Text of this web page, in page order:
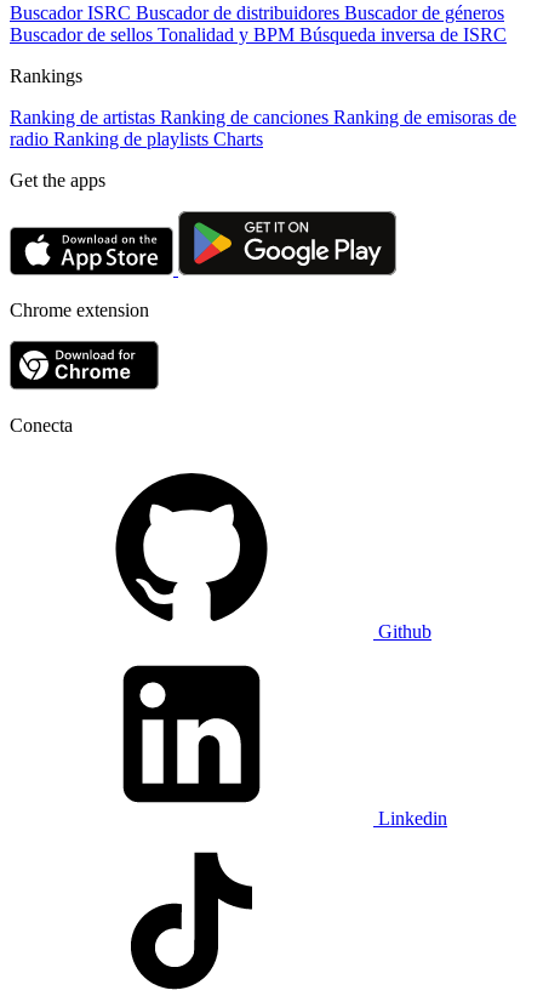
Buscador ISRC Buscador de distribuidores Buscador de géneros
Buscador de sellos Tonalidad y BPM Búsqueda inversa de ISRC
Rankings
Ranking de artistas Ranking de canciones Ranking de emisoras de
radio Ranking de playlists Charts
Get the apps
Chrome extension
Conecta
Github
Linkedin